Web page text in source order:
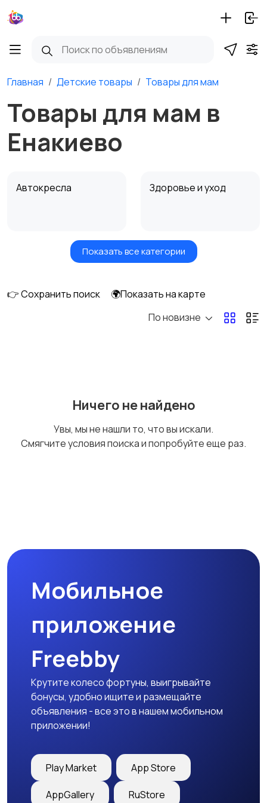
Главная Детские товары Товары для мам
Товары для мам в
Енакиево
Автокресла Здоровье и уход
Игрушки и игры Детские коляски
Купание
Детская одежда Детская обувь
Детский транспорт
Показать все категории
👉 Сохранить поиск
🌍Показать на карте
По новизне
Ничего не найдено
Увы, мы не нашли то, что вы искали.
Смягчите условия поиска и попробуйте еще раз.
Мобильное
приложение
Freebby
Крутите колесо фортуны, выигрывайте
бонусы, удобно ищите и размещайте
объявления - все это в нашем мобильном
приложении!
Play Market App Store
AppGallery RuStore